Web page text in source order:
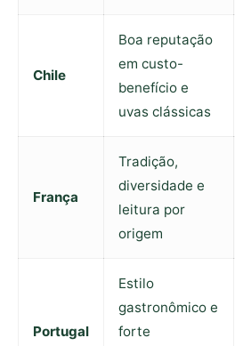
Chile
Boa reputação
em custo-
benefício e
uvas clássicas
França
Tradição,
diversidade e
leitura por
origem
Portugal
Estilo
gastronômico e
forte